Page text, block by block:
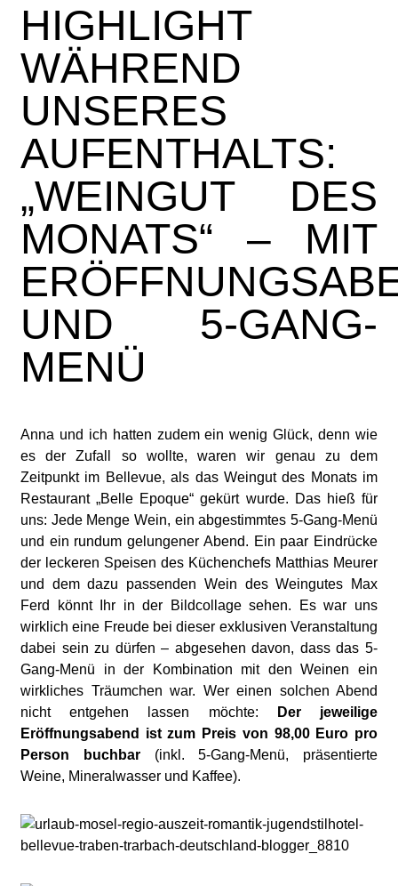
HIGHLIGHT
WÄHREND
UNSERES
AUFENTHALTS:
„WEINGUT DES
MONATS“ – MIT
UND 5-GANG-
MENÜ
Anna und ich hatten zudem ein wenig Glück, denn wie
es der Zufall so wollte, waren wir genau zu dem
Zeitpunkt im Bellevue, als das Weingut des Monats im
Restaurant „Belle Epoque“ gekürt wurde. Das hieß für
uns: Jede Menge Wein, ein abgestimmtes 5-Gang-Menü
und ein rundum gelungener Abend. Ein paar Eindrücke
der leckeren Speisen des Küchenchefs Matthias Meurer
und dem dazu passenden Wein des Weingutes Max
Ferd könnt Ihr in der Bildcollage sehen. Es war uns
wirklich eine Freude bei dieser exklusiven Veranstaltung
dabei sein zu dürfen – abgesehen davon, dass das 5-
Gang-Menü in der Kombination mit den Weinen ein
wirkliches Träumchen war. Wer einen solchen Abend
nicht entgehen lassen möchte:
Der jeweilige
Eröffnungsabend ist zum Preis von 98,00 Euro pro
Person buchbar (inkl. 5-Gang-Menü, präsentierte
Weine, Mineralwasser und Kaffee).